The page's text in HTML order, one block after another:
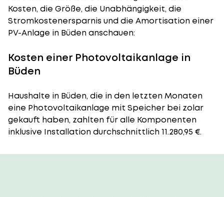
Kosten, die Größe, die Unabhängigkeit, die
Stromkostenersparnis und die Amortisation einer
PV-Anlage in Büden anschauen:
Kosten einer Photovoltaikanlage in
Büden
Haushalte in Büden, die in den letzten Monaten
eine Photovoltaikanlage mit Speicher bei zolar
gekauft haben, zahlten für alle Komponenten
inklusive Installation durchschnittlich 11.280,95 €.